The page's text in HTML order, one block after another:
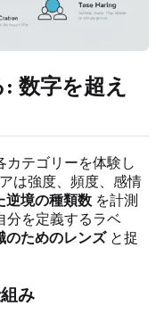
数字を超え
カテゴリーを体験し
は強度、頻度、感情
逆境の種類数 を計測
分を定義するラベ
のためのレンズと捉
み